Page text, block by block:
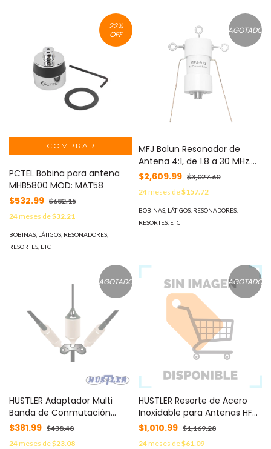
22%
OFF
PCTEL Bobina para antena
MHB5800 MOD: MAT58
$532.99 $682.15
24meses de$32.21
BOBINAS, LÁTIGOS, RESONADORES,
RESORTES, ETC
AGOTADO
MFJ Balun Resonador de
Antena 4:1, de 1.8 a 30 MHz.
MOD: MFJ-913
$2,609.99 $3,027.60
24meses de$157.72
BOBINAS, LÁTIGOS, RESONADORES,
RESORTES, ETC
AGOTADO
HUSTLER Adaptador Multi
Banda de Conmutación
Automática para
Resonadores MOD: VP-1
$381.99 $438.48
24meses de$23.08
AGOTADO
HUSTLER Resorte de Acero
Inoxidable para Antenas HF
MOD: C-29
$1,010.99 $1,169.28
24meses de$61.09